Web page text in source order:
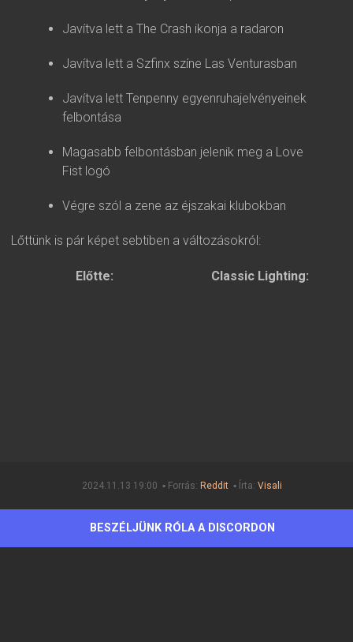
Javítva lett a The Crash ikonja a radaron
Javítva lett a Szfinx színe Las Venturasban
Javítva lett Tenpenny egyenruhajelvényeinek
felbontása
Magasabb felbontásban jelenik meg a Love
Fist logó
Végre szól a zene az éjszakai klubokban
Lőttünk is pár képet sebtiben a változásokról:
Előtte: Classic Lighting: